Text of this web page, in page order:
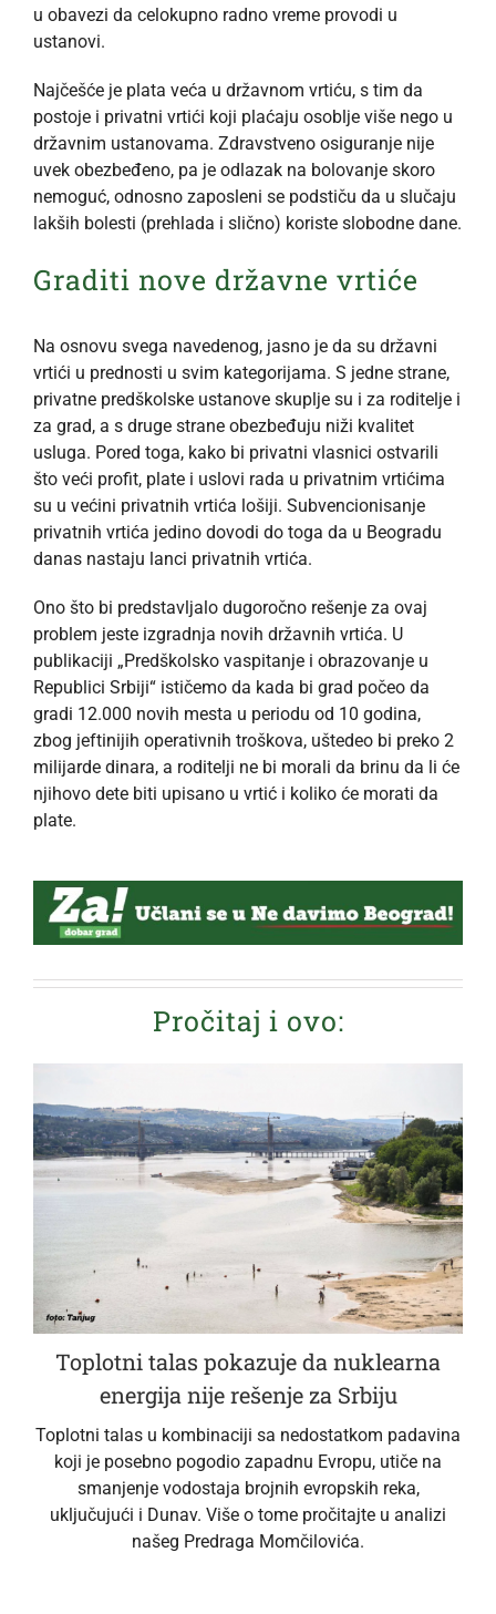
u obavezi da celokupno radno vreme provodi u
ustanovi.
Najčešće je plata veća u državnom vrtiću, s tim da
postoje i privatni vrtići koji plaćaju osoblje više nego u
državnim ustanovama. Zdravstveno osiguranje nije
uvek obezbeđeno, pa je odlazak na bolovanje skoro
nemoguć, odnosno zaposleni se podstiču da u slučaju
lakših bolesti (prehlada i slično) koriste slobodne dane.
Graditi nove državne vrtiće
Na osnovu svega navedenog, jasno je da su državni
vrtići u prednosti u svim kategorijama. S jedne strane,
privatne predškolske ustanove skuplje su i za roditelje i
za grad, a s druge strane obezbeđuju niži kvalitet
usluga. Pored toga, kako bi privatni vlasnici ostvarili
što veći profit, plate i uslovi rada u privatnim vrtićima
su u većini privatnih vrtića lošiji. Subvencionisanje
privatnih vrtića jedino dovodi do toga da u Beogradu
danas nastaju lanci privatnih vrtića.
Ono što bi predstavljalo dugoročno rešenje za ovaj
problem jeste izgradnja novih državnih vrtića. U
publikaciji „Predškolsko vaspitanje i obrazovanje u
Republici Srbiji“ ističemo da kada bi grad počeo da
gradi 12.000 novih mesta u periodu od 10 godina,
zbog jeftinijih operativnih troškova, uštedeo bi preko 2
milijarde dinara, a roditelji ne bi morali da brinu da li će
njihovo dete biti upisano u vrtić i koliko će morati da
plate.
Pročitaj i ovo:
Toplotni talas pokazuje da nuklearna
energija nije rešenje za Srbiju
Toplotni talas u kombinaciji sa nedostatkom padavina
koji je posebno pogodio zapadnu Evropu, utiče na
smanjenje vodostaja brojnih evropskih reka,
uključujući i Dunav. Više o tome pročitajte u analizi
našeg Predraga Momčilovića.